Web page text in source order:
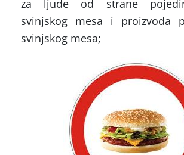
za ljude od strane
svinjskog mesa i proizvoda
svinjskog mesa;